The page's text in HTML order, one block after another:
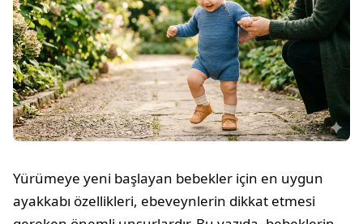
Yürümeye yeni başlayan bebekler için en uygun
ayakkabı özellikleri, ebeveynlerin dikkat etmesi